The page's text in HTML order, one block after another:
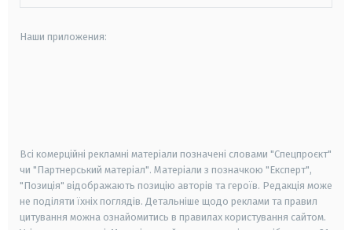
Наши приложения:
Всі комерційні рекламні матеріали позначені словами "Спецпроєкт"
чи "Партнерський матеріал". Матеріали з позначкою "Експерт",
"Позиція" відображають позицію авторів та героїв. Редакція може
не поділяти їхніх поглядів. Детальніше щодо реклами та правил
цитування можна ознайомитись в правилах користування сайтом.